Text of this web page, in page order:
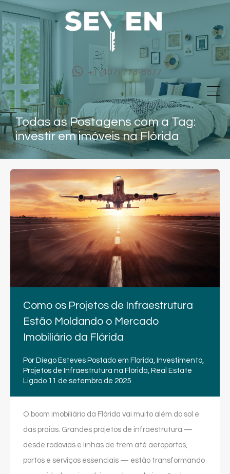
+1 (407) 773-8877
Todas as Postagens com a Tag:
investir em imóveis na Flórida
Como os Projetos de Infraestrutura
Estão Moldando o Mercado
Imobiliário da Flórida
Por Diego Esteves Postado em Florida, Investimento,
Projetos de Infraestrutura na Flórida, Real Estate
Ligado 11 de setembro de 2025
O boom imobiliário da Flórida vai muito além do sol e
das praias. Grandes projetos de infraestrutura —
desde rodovias e linhas de trem até aeroportos,
portos e serviços essenciais — estão transformando